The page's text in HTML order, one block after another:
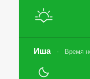
Иша Время